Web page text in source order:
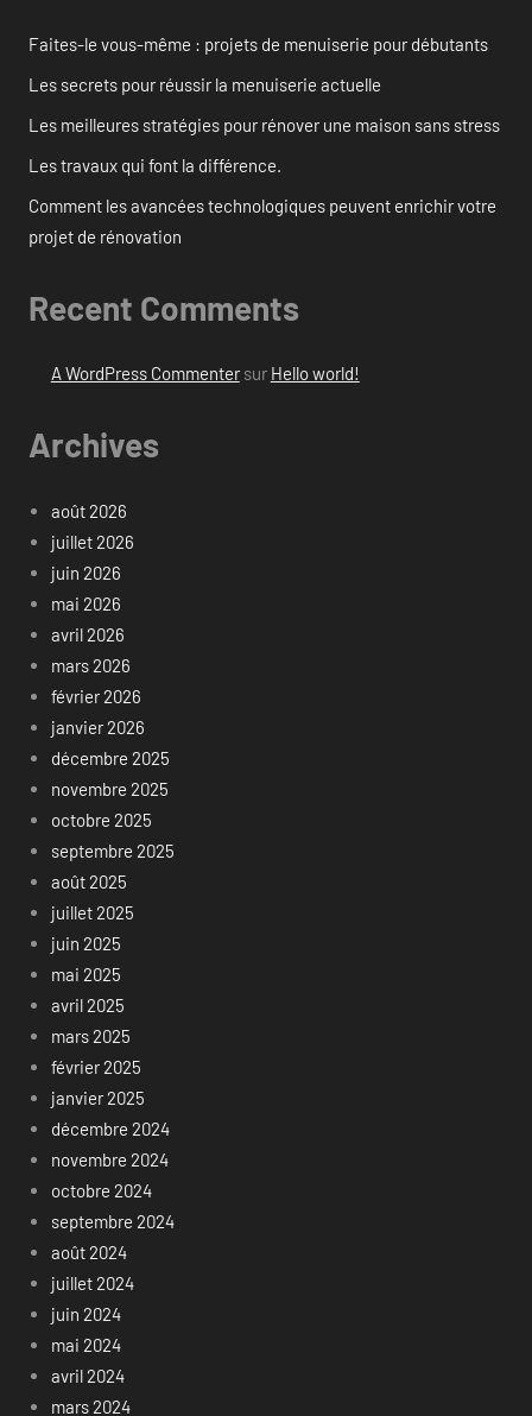
Faites-le vous-même : projets de menuiserie pour débutants
Les secrets pour réussir la menuiserie actuelle
Les meilleures stratégies pour rénover une maison sans stress
Les travaux qui font la différence.
Comment les avancées technologiques peuvent enrichir votre
projet de rénovation
Recent Comments
A WordPress Commentersur Hello world!
Archives
août 2026
juillet 2026
juin 2026
mai 2026
avril 2026
mars 2026
février 2026
janvier 2026
décembre 2025
novembre 2025
octobre 2025
septembre 2025
août 2025
juillet 2025
juin 2025
mai 2025
avril 2025
mars 2025
février 2025
janvier 2025
décembre 2024
novembre 2024
octobre 2024
septembre 2024
août 2024
juillet 2024
juin 2024
mai 2024
avril 2024
mars 2024